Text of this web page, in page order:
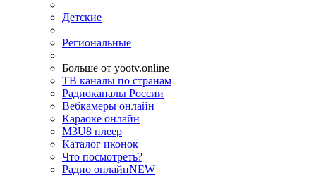
Детские
Региональные
Больше от yootv.online
ТВ каналы по странам
Радиоканалы России
Вебкамеры онлайн
Караоке онлайн
M3U8 плеер
Каталог иконок
Что посмотреть?
Радио онлайнNEW